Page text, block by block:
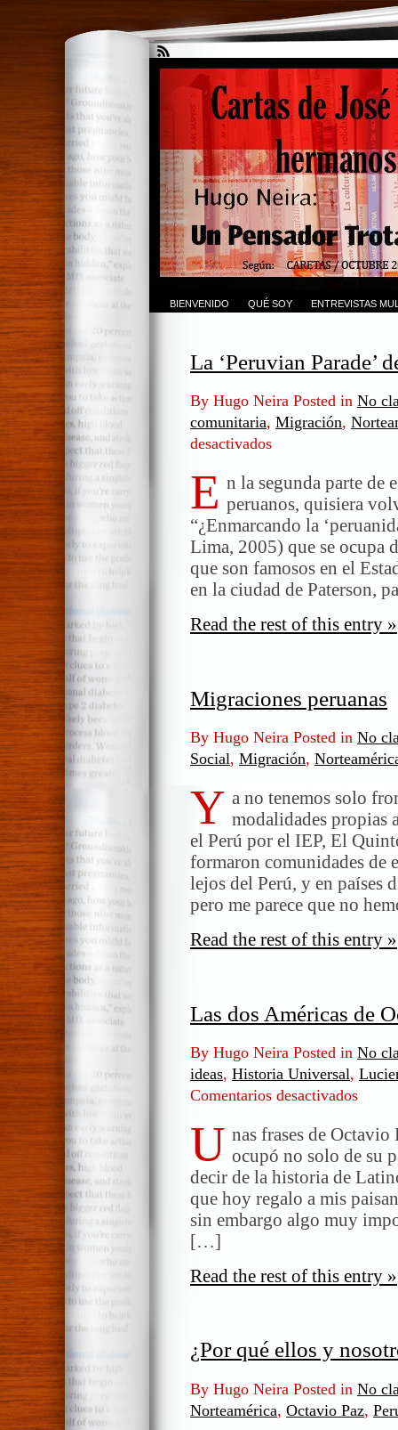
BIENVENIDO QUÉ SOY ENTREVISTAS
La ‘Peruvian Parade’
By Hugo Neira Posted in No
comunitaria, Migración,
desactivados
‘Peruvian
Paterson,
Nueva
Jersey
E n la segunda parte de
peruanos, quisiera
“¿Enmarcando la
Lima, 2005) que se ocupa
que son famosos en el
en la ciudad de Paterson,
Read the rest of this entry »
Migraciones peruanas
By Hugo Neira Posted in No
Social, Migración,
Y a no tenemos solo
modalidades propias
el Perú por el IEP, El
formaron comunidades de
lejos del Perú, y en países
pero me parece que no
Read the rest of this entry »
Las dos Américas de
By Hugo Neira Posted in No
ideas, Historia Universal,
Comentarios desactivados
dos
Octavio
Paz
U nas frases de
ocupó no solo de su
decir de la historia de
que hoy regalo a mis
sin embargo algo muy
[…]
Read the rest of this entry »
¿Por qué ellos y
By Hugo Neira Posted in No
Norteamérica, Octavio Paz,